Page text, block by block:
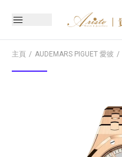
主頁 AUDEMARS PIGUET 愛彼